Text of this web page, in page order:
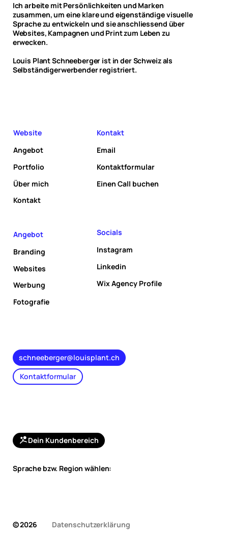
Ich arbeite mit Persönlichkeiten und Marken
zusammen, um eine klare und eigenständige visuelle
Sprache zu entwickeln und sie anschliessend über
Websites, Kampagnen und Print zum Leben zu
erwecken.
Louis Plant Schneeberger ist in der Schweiz als
Selbständigerwerbender registriert.
Website
Portfolio
Angebot
Über mich
Kontakt
Angebot
Branding
Websites
Werbung
Fotografie
Kontakt
Email
Kontaktformular
Einen Call buchen
Socials
Instagram
Linkedin
Wix Agency Profile
schneeberger@louisplant.ch
Kontaktformular
Dein Kundenbereich
Sprache bzw. Region wählen:
© 2026 Datenschutzerklärung